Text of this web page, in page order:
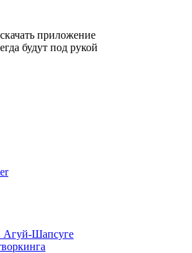
приложение
будут под рукой
Агуй-Шапсуге